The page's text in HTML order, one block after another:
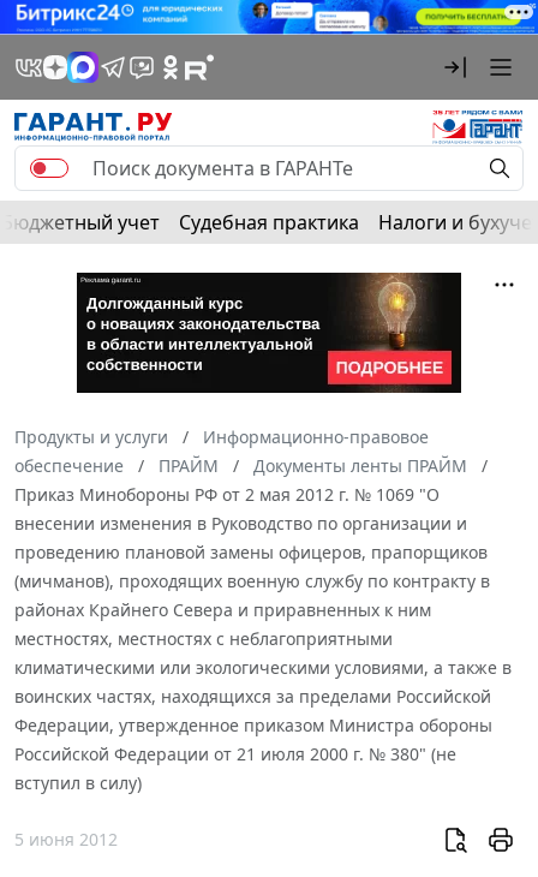
Бюджетный учет Судебная практика Налоги и
Продукты и услуги
Информационно-правовое
обеспечение
ПРАЙМ
Документы ленты ПРАЙМ
Приказ Минобороны РФ от 2 мая 2012 г. № 1069 "О
внесении изменения в Руководство по организации и
проведению плановой замены офицеров, прапорщиков
(мичманов), проходящих военную службу по контракту в
районах Крайнего Севера и приравненных к ним
местностях, местностях с неблагоприятными
климатическими или экологическими условиями, а также в
воинских частях, находящихся за пределами Российской
Федерации, утвержденное приказом Министра обороны
Российской Федерации от 21 июля 2000 г. № 380" (не
вступил в силу)
5 июня 2012